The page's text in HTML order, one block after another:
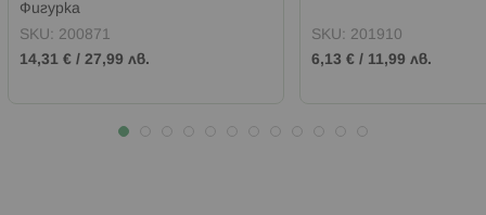
Фигурка
SKU: 200871
14,31 € / 27,99 лв.
SKU: 201910
6,13 € / 11,99 лв.